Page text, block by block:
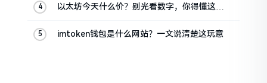
以太坊今天什么价？别光看数字，你得懂这几
imtoken钱包是什么网站？一文说清楚这玩意